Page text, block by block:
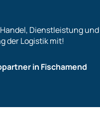
Dienstleistung und
der Logistik mit!
in Fischamend